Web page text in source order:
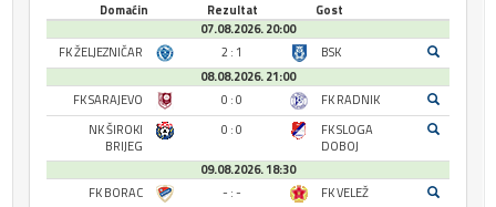
Domaćin Rezultat
Gost
07.08.2026. 20:00
FK ŽELJEZNIČAR
2 : 1
BSK
08.08.2026. 21:00
FK SARAJEVO
0 : 0
FK RADNIK
NK ŠIROKI
BRIJEG
0 : 0
FK SLOGA
DOBOJ
09.08.2026. 18:30
FK BORAC
- : -
FK VELEŽ